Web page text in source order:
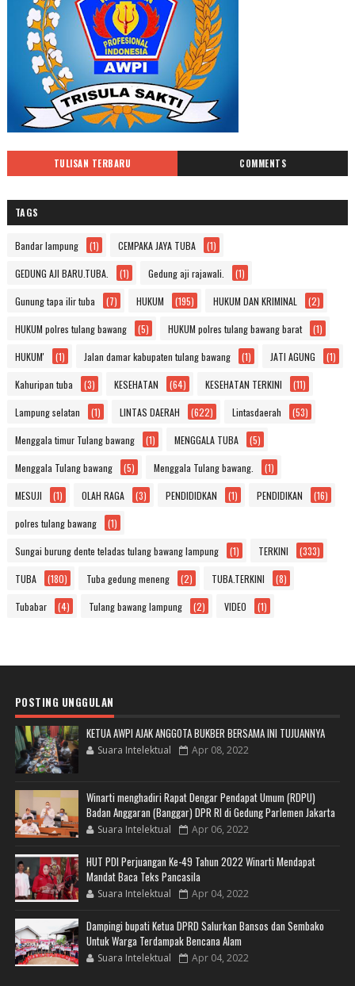
TULISAN TERBARU COMMENTS
TAGS
Bandar lampung (1) CEMPAKA JAYA TUBA (1)
GEDUNG AJI BARU.TUBA. (1) Gedung aji rajawali. (1)
Gunung tapa ilir tuba (7) HUKUM (195) HUKUM DAN KRIMINAL (2)
HUKUM polres tulang bawang (5) HUKUM polres tulang bawang barat (1)
HUKUM' (1) Jalan damar kabupaten tulang bawang (1) JATI AGUNG (1)
Kahuripan tuba (3) KESEHATAN (64) KESEHATAN TERKINI (11)
Lampung selatan (1) LINTAS DAERAH (622) Lintasdaerah (53)
Menggala timur Tulang bawang (1) MENGGALA TUBA (5)
Menggala Tulang bawang (5) Menggala Tulang bawang. (1)
MESUJI (1) OLAH RAGA (3) PENDIDIDKAN (1) PENDIDIKAN (16)
polres tulang bawang (1)
Sungai burung dente teladas tulang bawang lampung (1) TERKINI (333)
TUBA (180) Tuba gedung meneng (2) TUBA.TERKINI (8)
Tubabar (4) Tulang bawang lampung (2) VIDEO (1)
POSTING UNGGULAN
KETUA AWPI AJAK ANGGOTA BUKBER BERSAMA INI TUJUANNYA
Suara Intelektual Apr 08, 2022
Winarti menghadiri Rapat Dengar Pendapat Umum (RDPU)
Badan Anggaran (Banggar) DPR RI di Gedung Parlemen Jakarta
Suara Intelektual Apr 06, 2022
HUT PDI Perjuangan Ke-49 Tahun 2022 Winarti Mendapat
Mandat Baca Teks Pancasila
Suara Intelektual Apr 04, 2022
Dampingi bupati Ketua DPRD Salurkan Bansos dan Sembako
Untuk Warga Terdampak Bencana Alam
Suara Intelektual Apr 04, 2022